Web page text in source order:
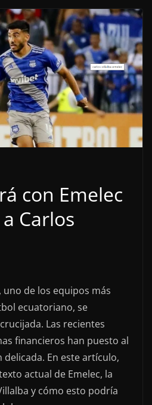
con Emelec
Carlos
uno de los equipos más
ecuatoriano, se
Las recientes
financieros han puesto al
En este artículo,
actual de Emelec, la
y cómo esto podría